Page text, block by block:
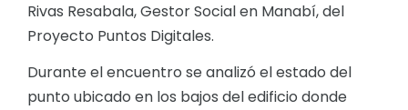
Convenios Institucionales
Cédulas presupuestarias y balances
Rivas Resabala, Gestor Social en Manabí, del
Proyecto Puntos Digitales.
Durante el encuentro se analizó el estado del
punto ubicado en los bajos del edificio donde